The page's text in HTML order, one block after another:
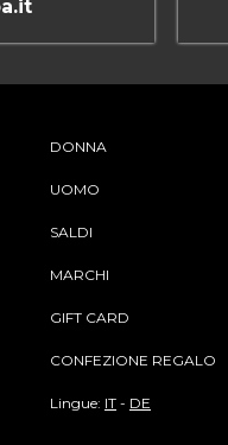
DONNA
UOMO
SALDI
MARCHI
GIFT CARD
CONFEZIONE REGALO
Lingue: IT - DE